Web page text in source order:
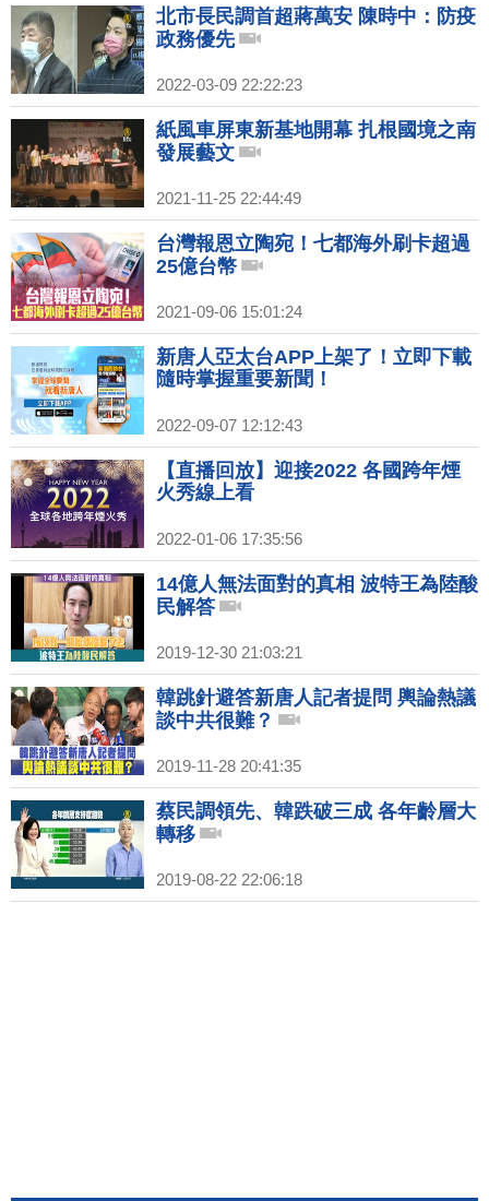
北市長民調首超蔣萬安 陳時中：防疫
政務優先
2022-03-09 22:22:23
紙風車屏東新基地開幕 扎根國境之南
發展藝文
2021-11-25 22:44:49
台灣報恩立陶宛！七都海外刷卡超過
25億台幣
2021-09-06 15:01:24
新唐人亞太台APP上架了！立即下載
隨時掌握重要新聞！
2022-09-07 12:12:43
【直播回放】迎接2022 各國跨年煙
火秀線上看
2022-01-06 17:35:56
14億人無法面對的真相 波特王為陸酸
民解答
2019-12-30 21:03:21
韓跳針避答新唐人記者提問 輿論熱議
談中共很難？
2019-11-28 20:41:35
蔡民調領先、韓跌破三成 各年齡層大
轉移
2019-08-22 22:06:18